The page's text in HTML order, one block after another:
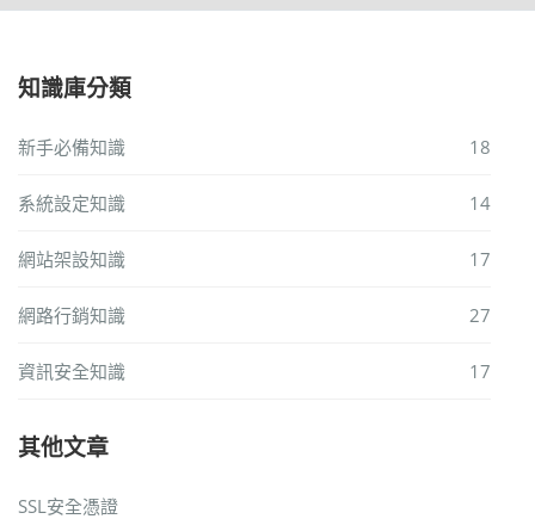
知識庫分類
新手必備知識 18
系統設定知識 14
網站架設知識 17
網路行銷知識 27
資訊安全知識 17
其他文章
SSL安全憑證